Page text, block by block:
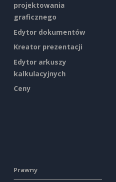
projektowania
graficznego
Edytor dokumentów
Kreator prezentacji
Edytor arkuszy
kalkulacyjnych
Ceny
Prawny